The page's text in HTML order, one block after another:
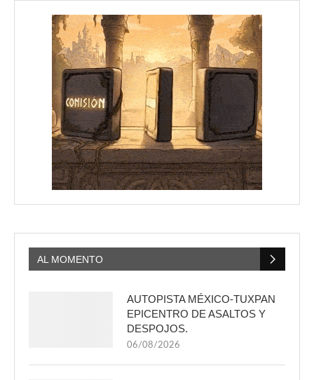
AL MOMENTO
AUTOPISTA MÉXICO-TUXPAN
EPICENTRO DE ASALTOS Y
DESPOJOS.
06/08/2026